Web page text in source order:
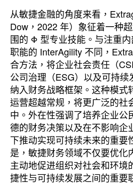
从敏捷金融的角度来看，
Dow，2022 年）象征着一种
围的 Φ 型专业技能。与注重
职能的 InterAgility 不同，
合方法，将企业社会责任（
公司治理（ESG）以及可持续
纳入财务战略框架。这种模式
运营超越常规，将更广泛的社
中。外在性强调了培养企业公
德的财务决策以及在不影响企
下推动实现可持续未来的重要
是，敏捷财务领域不仅要优化
主动地促进组织对社会和环境
捷性与可持续发展之间的重要